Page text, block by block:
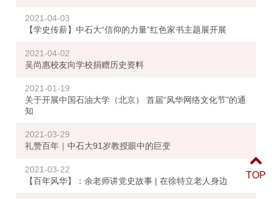
2021-04-03
【学史传薪】中石大“信仰的力量”红色家书主题展开展
2021-04-02
吴尚惠校友向学校捐赠历史资料
2021-01-19
关于开展中国石油大学（北京） 首届“风华网络文化节”的通
知
2021-03-29
礼赞百年｜中石大91岁教授眼中的巨变
2021-03-22
【百年风华】：余老师讲党史故事 | 在徐特立老人身边
TOP